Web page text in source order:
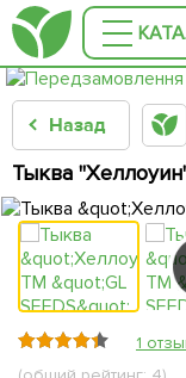
Назад
Тыква
1